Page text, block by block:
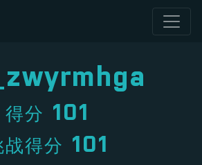
得分 101
战得分 101